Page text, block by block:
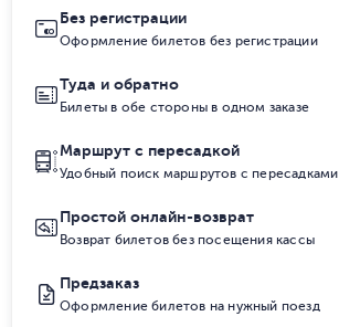
Без регистрации
Оформление билетов без регистрации
Туда и обратно
Билеты в обе стороны в одном заказе
Маршрут с пересадкой
Удобный поиск маршрутов с пересадками
Простой онлайн-возврат
Возврат билетов без посещения кассы
Предзаказ
Оформление билетов на нужный поезд